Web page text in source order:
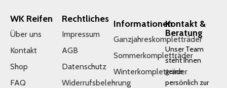
WK Reifen
Über uns
Kontakt
Shop
FAQ
Rechtliches
Impressum
AGB
Datenschutz
Widerrufsbelehrung
Informationen
Ganzjahreskompletträder
Sommerkompletträder
Winterkompletträder
Kontakt &
Beratung
Unser Team
steht Ihnen
gerne
persönlich zur